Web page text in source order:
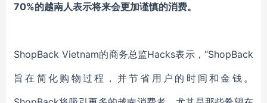
70%的越南人表示将来会更加谨慎的消费。
ShopBack Vietnam的商务总监Hacks表示，“ShopBack
旨在简化购物过程，并节省用户的时间和金钱。